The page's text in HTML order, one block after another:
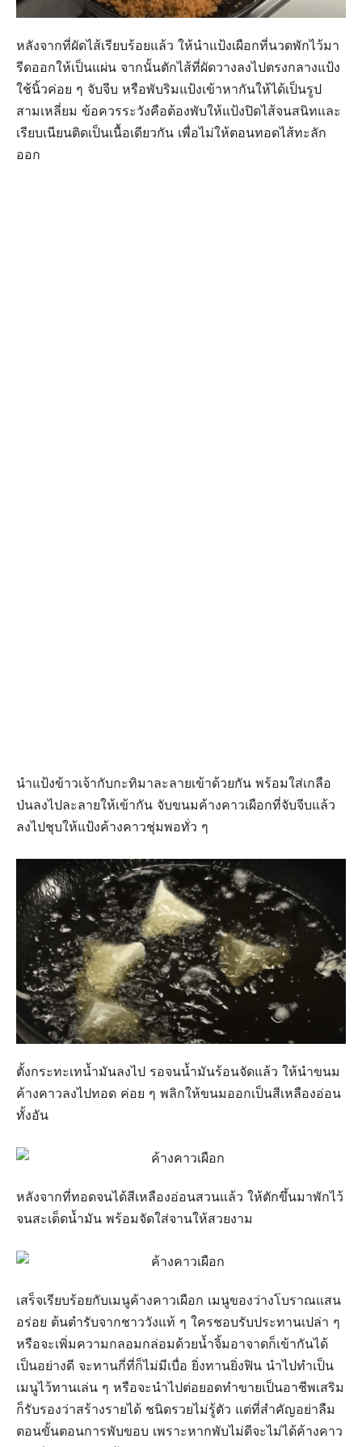
หลังจากที่ผัดไส้เรียบร้อยแล้ว ให้นำแป้งเผือกที่นวดพักไว้มา
รีดออกให้เป็นแผ่น จากนั้นตักไส้ที่ผัดวางลงไปตรงกลางแป้ง
ใช้นิ้วค่อย ๆ จับจีบ หรือพับริมแป้งเข้าหากันให้ได้เป็นรูป
สามเหลี่ยม ข้อควรระวังคือต้องพับให้แป้งปิดไส้จนสนิทและ
เรียบเนียนติดเป็นเนื้อเดียวกัน เพื่อไม่ให้ตอนทอดไส้ทะลัก
ออก
นำแป้งข้าวเจ้ากับกะทิมาละลายเข้าด้วยกัน พร้อมใส่เกลือ
ป่นลงไปละลายให้เข้ากัน จับขนมค้างคาวเผือกที่จับจีบแล้ว
ลงไปชุบให้แป้งค้างคาวชุ่มพอทั่ว ๆ
ตั้งกระทะเทน้ำมันลงไป รอจนน้ำมันร้อนจัดแล้ว ให้นำขนม
ค้างคาวลงไปทอด ค่อย ๆ พลิกให้ขนมออกเป็นสีเหลืองอ่อน
ทั้งอัน
หลังจากที่ทอดจนได้สีเหลืองอ่อนสวนแล้ว ให้ตักขึ้นมาพักไว้
จนสะเด็ดน้ำมัน พร้อมจัดใส่จานให้สวยงาม
เสร็จเรียบร้อยกับเมนูค้างคาวเผือก เมนูของว่างโบราณแสน
อร่อย ต้นตำรับจากชาววังแท้ ๆ ใครชอบรับประทานเปล่า ๆ
หรือจะเพิ่มความกลอมกล่อมด้วยน้ำจิ้มอาจาดก็เข้ากันได้
เป็นอย่างดี จะทานกี่ที่ก็ไม่มีเบื่อ ยิ่งทานยิ่งฟิน นำไปทำเป็น
เมนูไว้ทานเล่น ๆ หรือจะนำไปต่อยอดทำขายเป็นอาชีพเสริม
ก็รับรองว่าสร้างรายได้ ชนิดรวยไม่รู้ตัว แต่ที่สำคัญอย่าลืม
ตอนขั้นตอนการพับขอบ เพราะหากพับไม่ดีจะไม่ได้ค้างคาว